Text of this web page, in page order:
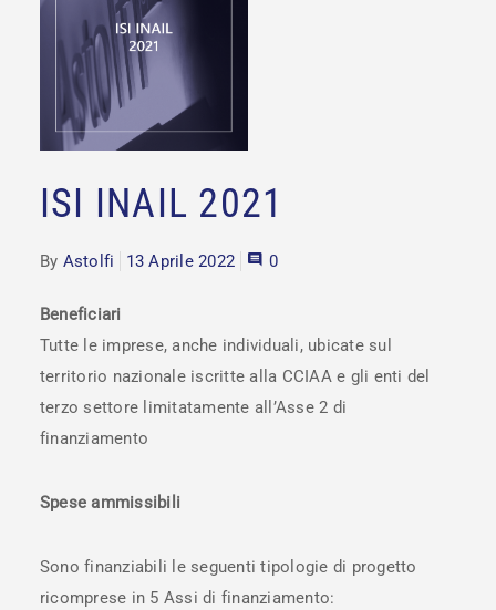
ISI INAIL 2021
By Astolfi 13 Aprile 2022 0
Beneficiari
Tutte le imprese, anche individuali, ubicate sul
territorio nazionale iscritte alla CCIAA e gli enti del
terzo settore limitatamente all’Asse 2 di
finanziamento
Spese ammissibili
Sono finanziabili le seguenti tipologie di progetto
ricomprese in 5 Assi di finanziamento: